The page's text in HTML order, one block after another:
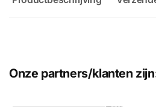
Onze partners/klanten